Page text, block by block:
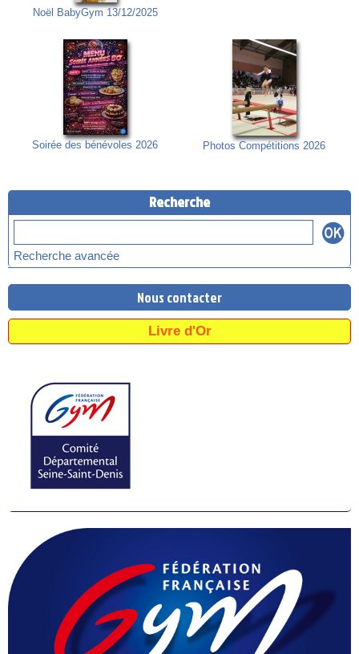
Noël BabyGym 13/12/2025
Soirée des bénévoles 2026 Photos Compétitions 2026
Recherche
Recherche avancée
Nous contacter
Livre d'Or